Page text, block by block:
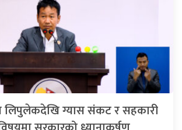
लिपुलेकदेखि ग्यास संकट र सहकारी